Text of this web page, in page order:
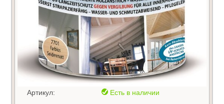
Артикул: Есть в наличии